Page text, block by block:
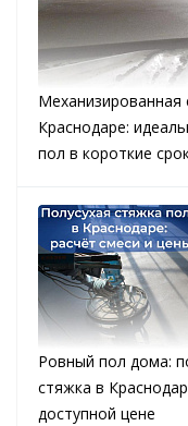
Механизированная
Краснодаре:
пол в короткие
Ровный пол дома:
стяжка в
доступной цене